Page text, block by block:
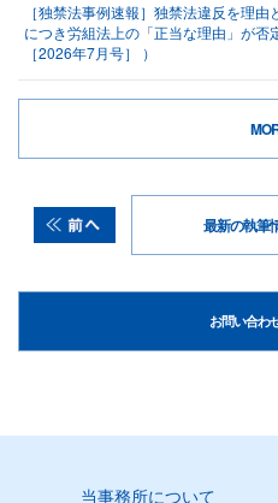
［独禁法事例速報］独禁法違反を理
につき労組法上の「正当な理由」が
［2026年7月号］ ）
最新の執筆
お問い合わ
当事務所について